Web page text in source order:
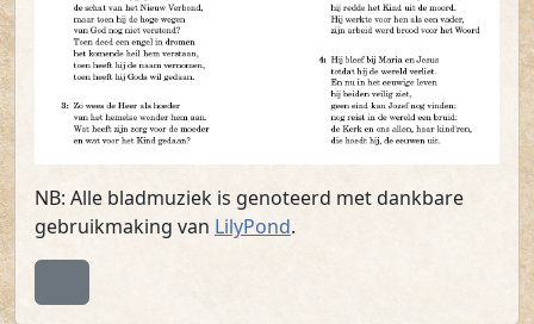
NB: Alle bladmuziek is genoteerd met dankbare
gebruikmaking van LilyPond.